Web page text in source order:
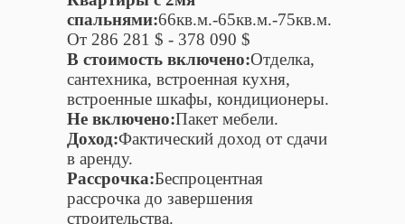
спальнями:66кв.м.-65кв.м.-75кв.м.
От 286 281 $ - 378 090 $
В стоимость включено:Отделка,
сантехника, встроенная кухня,
встроенные шкафы, кондиционеры.
Не включено:Пакет мебели.
Доход:Фактический доход от сдачи
в аренду.
Рассрочка:Беспроцентная
рассрочка до завершения
строительства.